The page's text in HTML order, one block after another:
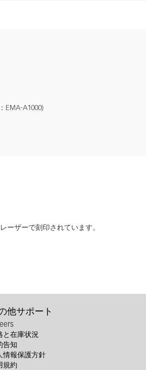
EMA-A1000)
ーザーで刻印されています。
他サポート
と在庫状況
告知
情報保護方針
規約